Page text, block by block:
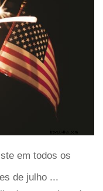
em todos os
de julho ...